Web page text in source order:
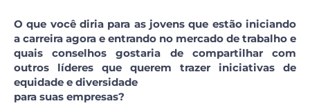
O que você diria para as jovens que estão iniciando
a carreira agora e entrando no mercado de trabalho e
quais conselhos gostaria de compartilhar com
outros líderes que querem trazer iniciativas de
equidade e diversidade
para suas empresas?